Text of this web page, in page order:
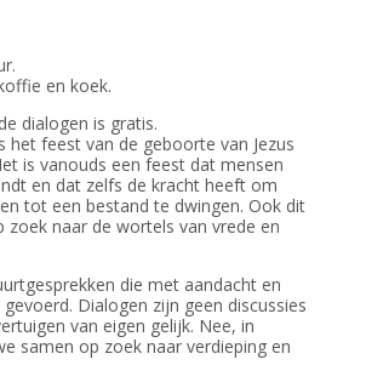
en koek.
dialogen is gratis.
het feest van de geboorte van Jezus
is vanouds een feest dat mensen
en dat zelfs de kracht heeft om
tot een bestand te dwingen. Ook dit
zoek naar de wortels van vrede en
die met aandacht en
Dialogen zijn geen discussies
van eigen gelijk. Nee, in
samen op zoek naar verdieping en